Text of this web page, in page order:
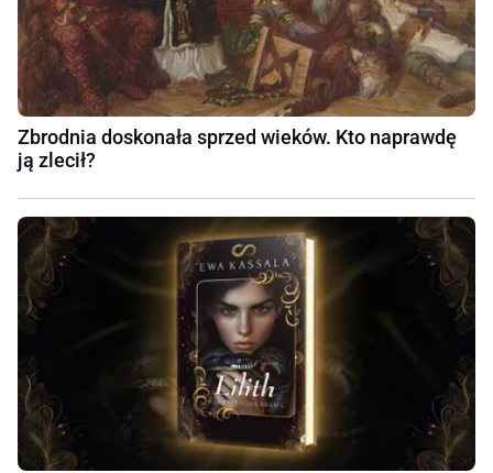
Zbrodnia doskonała sprzed wieków. Kto naprawdę
ją zlecił?